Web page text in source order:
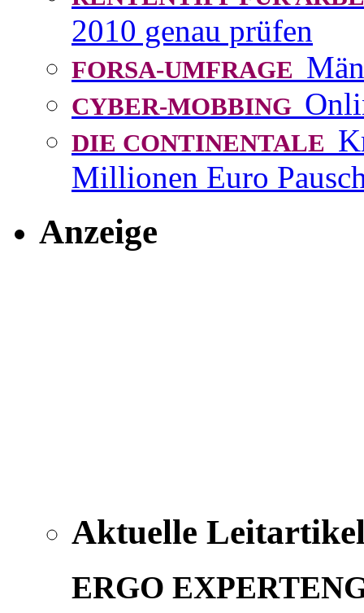
2010 genau prüfen
FORSA-UMFRAGE
CYBER-MOBBING
DIE CONTINENTALE
Millionen Euro
Anzeige
Aktuelle
ERGO